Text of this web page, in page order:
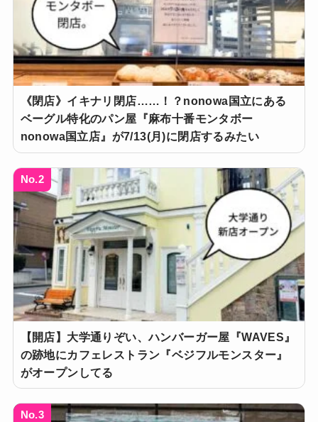
《閉店》イキナリ閉店……！？nonowa国立にある
ベーグル特化のパン屋『麻布十番モンタボー
nonowa国立店』が7/13(月)に閉店するみたい
No.2
【開店】大学通りぞい、ハンバーガー屋『WAVES』
の跡地にカフェレストラン『ベジフルモンスター』
がオープンしてる
No.3